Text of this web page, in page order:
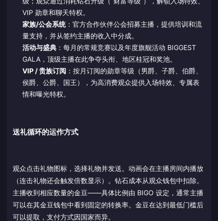
VIP 勋章和聊天特权。
家族/公会系统：官方合作伙伴公会招募主播，提供培训和流
量支持，并从签约主播的收入中分成。
活动与盛典：每月的常规竞赛以及年度旗舰活动 BIGGEST
GALA，顶级主播在此争夺头衔、地区桂冠和奖池。
VIP / 贵族订阅：按月订阅的勋章等级（男爵、子爵、伯爵、
侯爵、公爵、国王），为高消费观众提供入场特效、专属表
情和曝光特权。
送礼循环的运作方式
观众点击礼物图标，选择礼物并发送。动画会在主播房间内播放
（连击礼物还会触发倍数显示）。钻石成本从观众钱包中扣除。
主播收到相应数量的金豆——具体比例由 BIGO 设定，通常主播
可以在其金豆钱包中看到固定的转换率。金豆在达到最低门槛后
可以提取，支付方式因国家而异。